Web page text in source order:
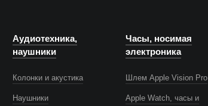
Аудиотехника,
наушники
Колонки и акустика
Наушники
Часы, носимая
электроника
Шлем Apple Vision Pro
Apple Watch, часы и